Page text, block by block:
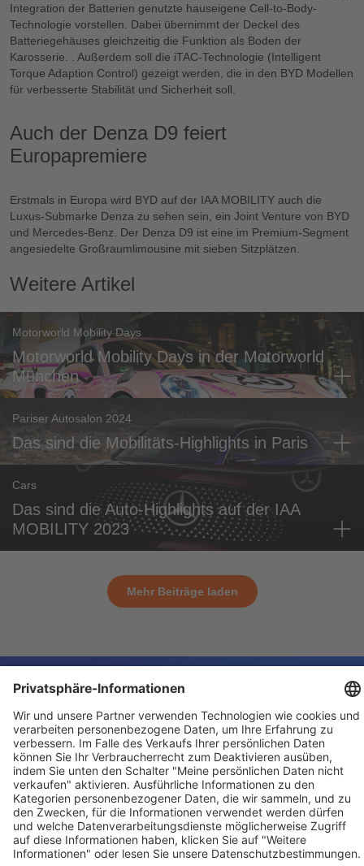
Integration der Batterien genutzte hauseigene Cell-to-Body-
Technologie vorstellen. Dabei übernimmt der Deckel des
Batteriegehäuses gleichzeitig die Funktion als Boden der
Karosserie. . Außerdem soll die iTAC-Technologie (Intelligent
Torque Adaption Control) gezeigt werden, die in den BYD Modellen
für verbesserte Stabilität und Sicherheit soll.
Auch der Denza D9 feiert
Europapremiere
Erstmals in Europa wird BYD auf der IAA MOBILITY auch die
Luxus-Submarke Denza zu sehen sein, ein Joint Venture von BYD
und Mercedes-Benz. Der Denza D9 ist eine im Premium-Segment
angesiedelte Großraumlimousine mit sieben Sitzplätzen.
Weitere Artikel
Motorworld Mobility Days
Motorworld Mobility Days in der Motorworld
München
Pariser Autosalon 2024
Das sind die Mobilitäts-Highlights in Paris
Cars
Das sind die Auto-Highlights auf der IAA
MOBILITY 2023
Mehr Beiträge laden
Für Aussteller
Allgemein
Besucher
Service